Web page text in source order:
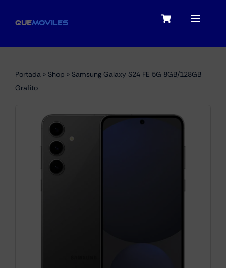
Toggle
My account
Checkout
Toggle
Portada » Shop » Samsung Galaxy S24 FE 5G 8GB/128GB
Grafito